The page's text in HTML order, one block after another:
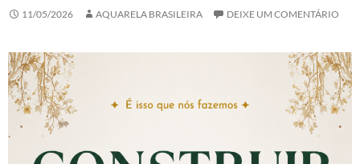
11/05/2026 AQUARELA BRASILEIRA DEIXE UM COMENTÁRIO